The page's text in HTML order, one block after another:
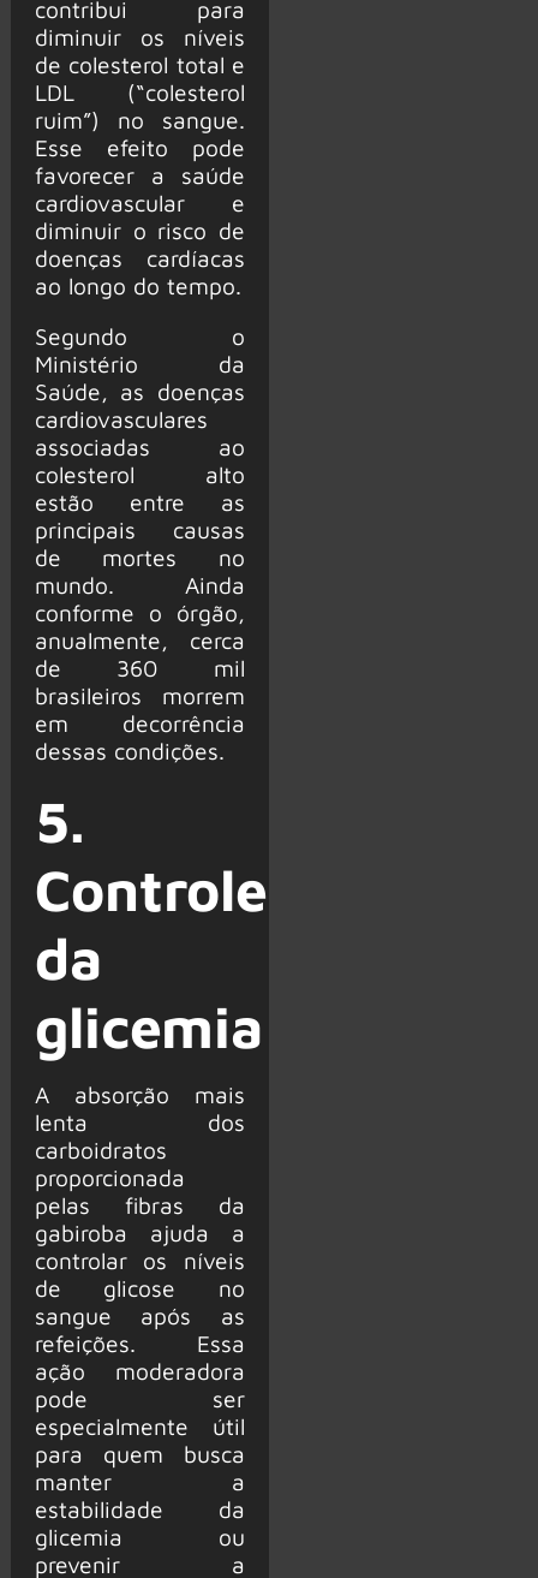
contribui para
diminuir os níveis
de colesterol total e
LDL (“colesterol
ruim”) no sangue.
Esse efeito pode
favorecer a saúde
cardiovascular e
diminuir o risco de
doenças cardíacas
ao longo do tempo.
Segundo o
Ministério da
Saúde, as doenças
cardiovasculares
associadas ao
colesterol alto
estão entre as
principais causas
de mortes no
mundo. Ainda
conforme o órgão,
anualmente, cerca
de 360 mil
brasileiros morrem
em decorrência
dessas condições.
5.
Controle
da
glicemia
A absorção mais
lenta dos
carboidratos
proporcionada
pelas fibras da
gabiroba ajuda a
controlar os níveis
de glicose no
sangue após as
refeições. Essa
ação moderadora
pode ser
especialmente útil
para quem busca
manter a
estabilidade da
glicemia ou
prevenir a